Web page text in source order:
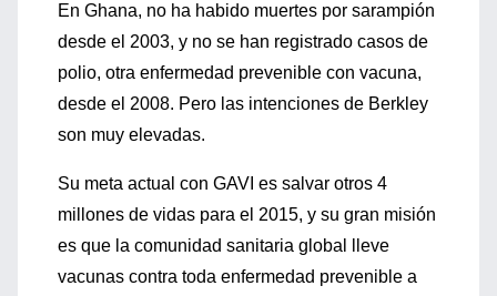
En Ghana, no ha habido muertes por sarampión
desde el 2003, y no se han registrado casos de
polio, otra enfermedad prevenible con vacuna,
desde el 2008. Pero las intenciones de Berkley
son muy elevadas.
Su meta actual con GAVI es salvar otros 4
millones de vidas para el 2015, y su gran misión
es que la comunidad sanitaria global lleve
vacunas contra toda enfermedad prevenible a